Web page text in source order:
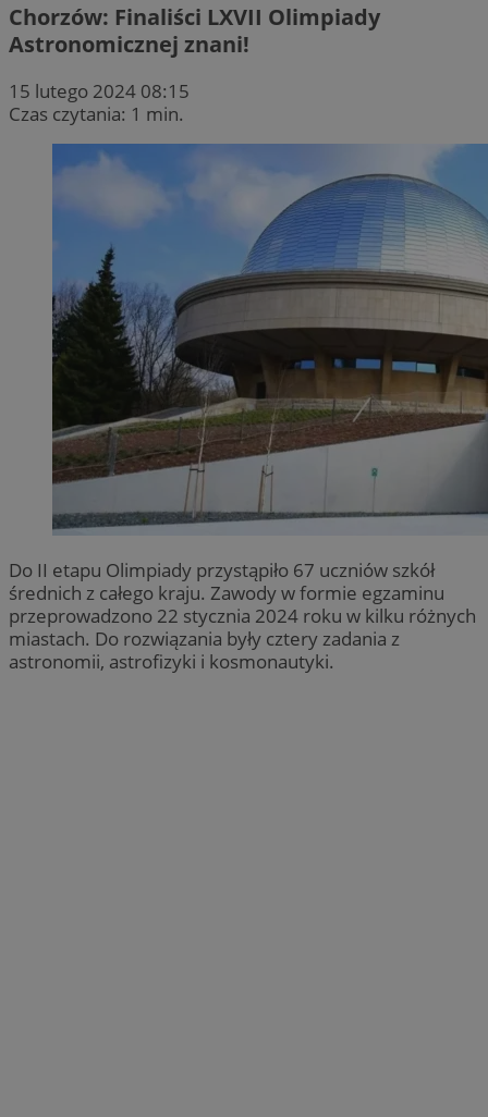
Chorzów: Finaliści LXVII Olimpiady
Astronomicznej znani!
15 lutego 2024 08:15
Czas czytania: 1 min.
Do II etapu Olimpiady przystąpiło 67 uczniów szkół
średnich z całego kraju. Zawody w formie egzaminu
przeprowadzono 22 stycznia 2024 roku w kilku różnych
miastach. Do rozwiązania były cztery zadania z
astronomii, astrofizyki i kosmonautyki.